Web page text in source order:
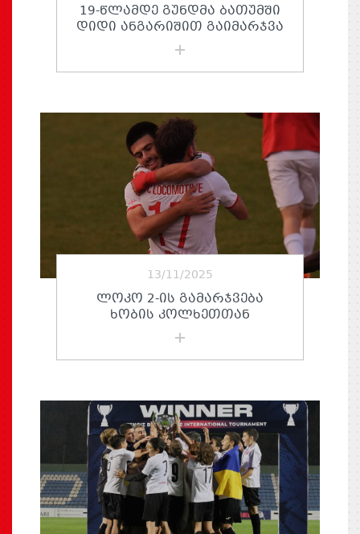
19-ᲬᲚᲐᲛᲓᲔ ᲒᲣᲜᲓᲛᲐ ᲑᲐᲗᲣᲛᲨᲘ
ᲓᲘᲓᲘ ᲐᲜᲒᲐᲠᲘᲨᲘᲗ ᲒᲐᲘᲛᲐᲠᲯᲕᲐ
13/11/2025
ᲚᲝᲙᲝ 2-ᲘᲡ ᲒᲐᲛᲐᲠᲯᲕᲔᲑᲐ
ᲮᲝᲑᲘᲡ ᲙᲝᲚᲮᲔᲗᲗᲐᲜ